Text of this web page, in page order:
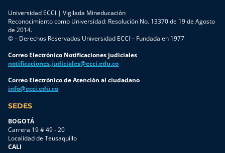
Universidad ECCI | Vigilada Mineducación
Reconocimiento como Universidad: Resolución No. 13370 de 19 de Agosto
de 2014.
© – Derechos Reservados Universidad ECCI – Fundada en 1977
Correo Electrónico Notificaciones judiciales
notificaciones.judiciales@ecci.edu.co
Correo Electrónico de Atención al ciudadano
info@ecci.edu.co
SEDES
BOGOTÁ
Carrera 19 # 49 - 20
Localidad de Teusaquillo
CALI